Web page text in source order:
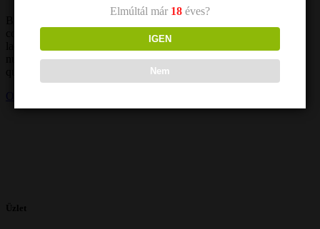
consectetur tincidunt magnis proin justo quam felis. Ac vitae mi
laoreet tellus tortor mi nunc laoreet. Odio at est tellus vestibulum
nulla gravida arcu. Ornare quam viverra nam neque vitae rhoncus
Üzlet
Elmúltál már 18 éves?
IGEN
Nem